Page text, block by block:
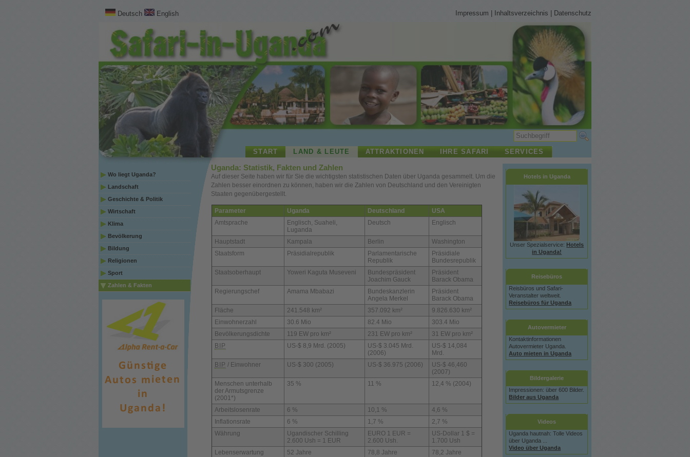
Deutsch English Impressum Inhaltsverzeichnis Datenschutz
START LAND & LEUTE ATTRAKTIONEN IHRE SAFARI SERVICES
Wo liegt Uganda?
Landschaft
Geschichte & Politik
Wirtschaft
Klima
Bevölkerung
Bildung
Religionen
Sport
Zahlen & Fakten
Hotels in Uganda
Unser Spezialservice: Hotels
in Uganda!
Reisebüros
Reisbüros und Safari-
Veranstalter weltweit.
Reisebüros für Uganda
Autovermieter
Kontaktinformationen
Autovermieter Uganda.
Auto mieten in Uganda
Bildergalerie
Impressionen: über 600 Bilder.
Bilder aus Uganda
Videos
Uganda hautnah: Tolle Videos
über Uganda ...
Video über Uganda
Uganda: Statistik, Fakten und Zahlen
Auf dieser Seite haben wir für Sie die wichtigsten statistischen Daten über Uganda gesammelt. Um die
Zahlen besser einordnen zu können, haben wir die Zahlen von Deutschland und den Vereinigten
Staaten gegenübergestellt.
Parameter Uganda Deutschland
USA
Amtsprache
Englisch, Suaheli,
Luganda
Deutsch Englisch
Hauptstadt Kampala Berlin
Washington
Staatsform
Präsidialrepublik
Parlamentarische
Republik
Präsidiale
Bundesrepublik
Staatsoberhaupt
Yoweri Kaguta Museveni
Bundespräsident
Joachim Gauck
Präsident
Barack Obama
Regierungschef
Amama Mbabazi
Bundeskanzlerin
Angela Merkel
Präsident
Barack Obama
Fläche
241.548 km² 357.092 km²
9.826.630 km²
Einwohnerzahl
30.6 Mio 82.4 Mio
303.4 Mio
Bevölkerungsdichte
119 EW pro km² 231 EW pro km²
31 EW pro km²
BIP
US-$ 8,9 Mrd. (2005)
US-$ 3.045 Mrd.
(2006)
US-$ 14,084
Mrd.
BIP / Einwohner US-$ 300 (2005) US-$ 36.975 (2006)
US-$ 46,460
(2007)
Menschen unterhalb
der Armutsgrenze
(2001*)
35 % 11 % 12,4 % (2004)
Arbeitslosenrate 6 % 10,1 %
4,6 %
Inflationsrate
6 % 1,7 %
2,7 %
Währung
Ugandischer Schilling
2.600 Ush = 1 EUR
EURO 1 EUR =
2.600 Ush.
US-Dollar 1 $ =
1.700 Ush
Lebenserwartung
52 Jahre 78,8 Jahre
78,2 Jahre